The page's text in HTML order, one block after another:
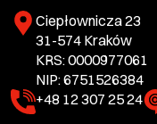
Ciepłownicza 23
31-574 Kraków
KRS: 0000977061
NIP: 6751526384
+48 12 307 25 24